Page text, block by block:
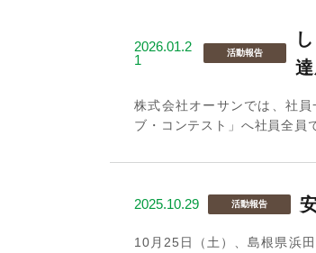
2026.01.2
1
活動報告
株式会社オーサンでは、社
ブ・コンテスト」へ社員全員
2025.10.29 活動報告
10月25日（土）、島根県浜